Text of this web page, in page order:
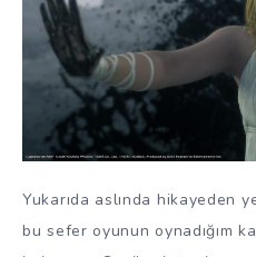
Yukarıda aslında hikayeden
bu sefer oyunun oynadığım